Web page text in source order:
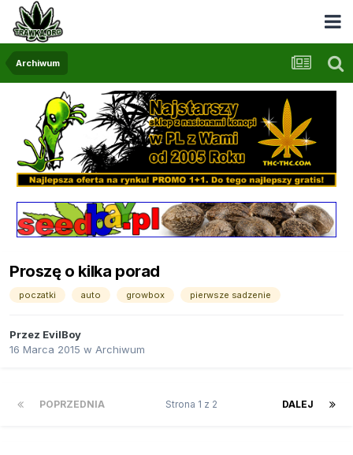
Archiwum
Proszę o kilka porad
poczatki auto growbox pierwsze sadzenie
Przez EvilBoy
16 Marca 2015 w Archiwum
POPRZEDNIA DALEJ
Strona 1 z 2